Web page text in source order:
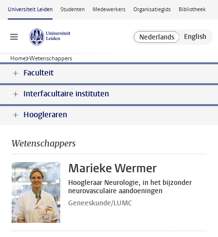
Ga naar hoofdinhoud
Universiteit Leiden Studenten Medewerkers Organisatiegids Bibliotheek
Menu
Home Wetenschappers
Faculteit
Interfacultaire instituten
Hoogleraren
Wetenschappers
Marieke Wermer
Hoogleraar Neurologie, in het bijzonder
neurovasculaire aandoeningen
Geneeskunde/LUMC